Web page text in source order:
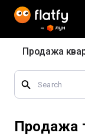
Продажа
Search
by
geographical
Продажа